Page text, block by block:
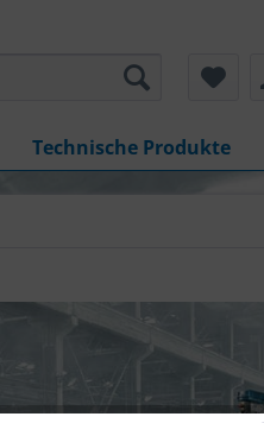
Technische Produkte